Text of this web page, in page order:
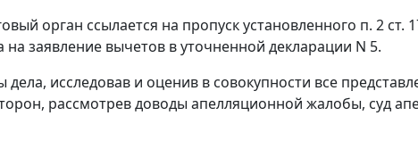
орган ссылается на пропуск установленного п. 2 ст.
на заявление вычетов в уточненной декларации N 5.
исследовав и оценив в совокупности все
рассмотрев доводы апелляционной жалобы, суд